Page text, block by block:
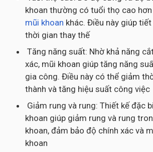
khoan thường có tuổi thọ cao
mũi khoan khác. Điều này giúp
thời gian thay thế
Tăng năng suất: Nhờ khả năng
xác, mũi khoan giúp tăng năng
gia công. Điều này có thể giảm
thành và tăng hiệu suất công việc
Giảm rung và rung: Thiết kế đặc
khoan giúp giảm rung và rung
khoan, đảm bảo độ chính xác và
khoan